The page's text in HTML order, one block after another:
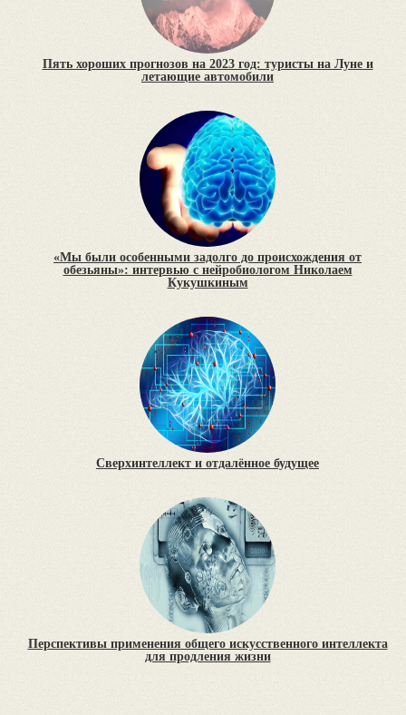
Пять хороших прогнозов на 2023 год: туристы на Луне и
летающие автомобили
«Мы были особенными задолго до происхождения от
обезьяны»: интервью с нейробиологом Николаем
Кукушкиным
Сверхинтеллект и отдалённое будущее
Перспективы применения общего искусственного интеллекта
для продления жизни